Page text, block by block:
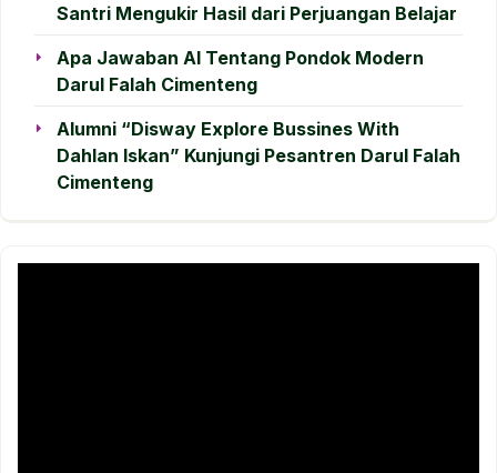
Santri Mengukir Hasil dari Perjuangan Belajar
Apa Jawaban AI Tentang Pondok Modern
Darul Falah Cimenteng
Alumni “Disway Explore Bussines With
Dahlan Iskan” Kunjungi Pesantren Darul Falah
Cimenteng